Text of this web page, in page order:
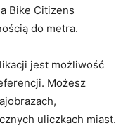
Bike ⁣Citizens
do metra.
‍jest możliwość
Możesz
uliczkach miast.